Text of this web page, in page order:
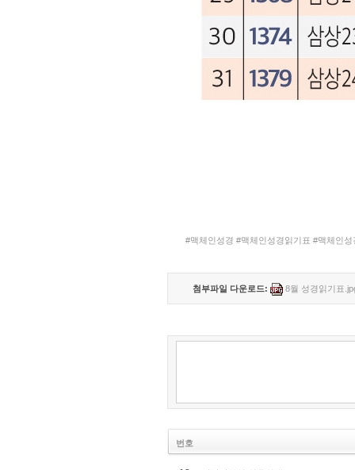
#맥체인성경 #맥체인성경읽기표 #맥체인
첨부파일 다운로드: 8월 성경읽기표
번호